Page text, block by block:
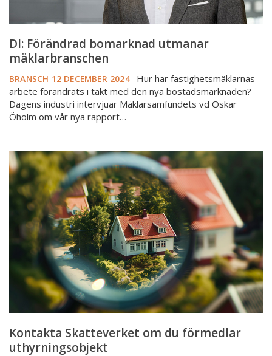
DI: Förändrad bomarknad utmanar
mäklarbranschen
BRANSCH 12 DECEMBER 2024
Hur har fastighetsmäklarnas
arbete förändrats i takt med den nya bostadsmarknaden?
Dagens industri intervjuar Mäklarsamfundets vd Oskar
Öholm om vår nya rapport…
Kontakta
Skatteverket
om
du
förmedlar
uthyrningsobjekt
Kontakta Skatteverket om du förmedlar
uthyrningsobjekt